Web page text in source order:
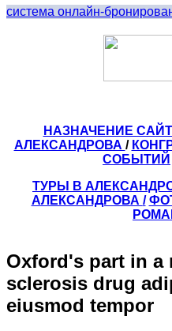
система онлайн-
НАЗНАЧЕНИЕ
АЛЕКСАНДРОВА /
СОБЫТИЙ
ТУРЫ В
АЛЕКСАНДРОВА /
Oxford's part in a
sclerosis drug
eiusmod tempor